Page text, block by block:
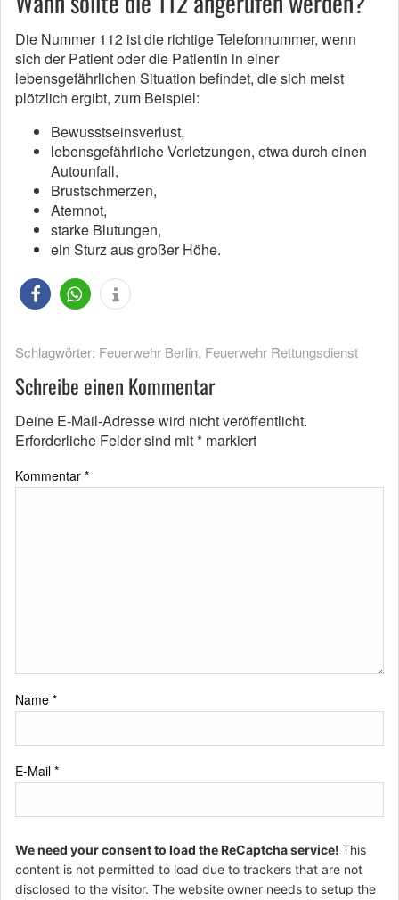
Die Nummer 112 ist die richtige Telefonnummer, wenn
sich der Patient oder die Patientin in einer
lebensgefährlichen Situation befindet, die sich meist
plötzlich ergibt, zum Beispiel:
Bewusstseinsverlust,
lebensgefährliche Verletzungen, etwa durch einen
Autounfall,
Brustschmerzen,
Atemnot,
starke Blutungen,
ein Sturz aus großer Höhe.
Schlagwörter: Feuerwehr Berlin, Feuerwehr Rettungsdienst
Schreibe einen Kommentar
Deine E-Mail-Adresse wird nicht veröffentlicht.
Erforderliche Felder sind mit* markiert
Kommentar *
Name *
E-Mail *
We need your consent to load the ReCaptcha service! This
content is not permitted to load due to trackers that are not
disclosed to the visitor. The website owner needs to setup the